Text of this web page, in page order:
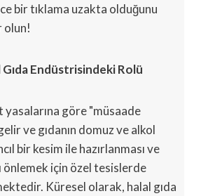
bir tıklama uzakta olduğunu
olun!
Endüstrisindeki Rolü
göre "müsaade
ve gıdanın domuz ve alkol
bir kesim ile hazırlanması ve
önlemek için özel tesislerde
Küresel olarak, halal gıda